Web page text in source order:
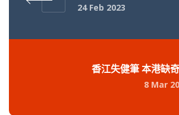
24 Feb 2023
香江失健筆 本港缺
8 Mar